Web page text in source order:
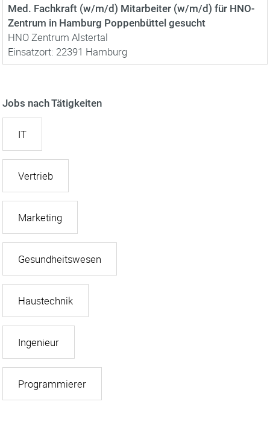
Med. Fachkraft (w/m/d) Mitarbeiter (w/m/d) für HNO-
Zentrum in Hamburg Poppenbüttel gesucht
HNO Zentrum Alstertal
Einsatzort: 22391 Hamburg
Jobs nach Tätigkeiten
IT
Vertrieb
Marketing
Gesundheitswesen
Haustechnik
Ingenieur
Programmierer